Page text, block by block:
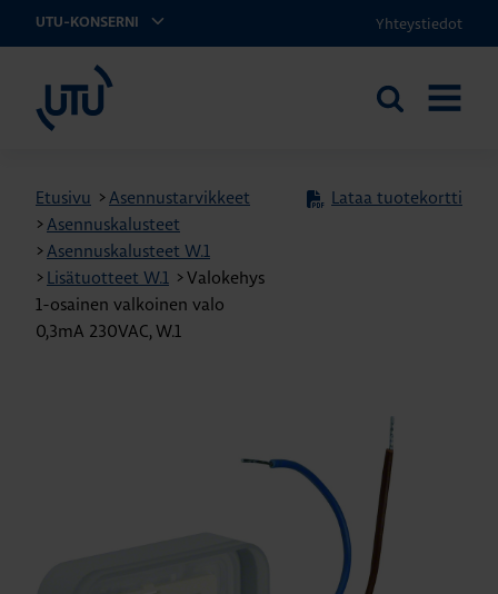
UTU-KONSERNI Yhteystiedot
Etsi
Etusivu >Asennustarvikkeet
>Asennuskalusteet
>Asennuskalusteet W.1
> Lisätuotteet W.1 >Valokehys
1-osainen valkoinen valo
0,3mA 230VAC, W.1
Lataa tuotekortti